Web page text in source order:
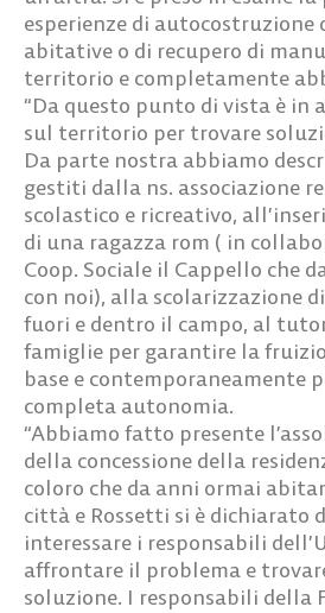
esperienze di autocostruzione
abitative o di recupero di
territorio e completamente
“Da questo punto di vista è in
sul territorio per trovare
Da parte nostra abbiamo
gestiti dalla ns. associazione
scolastico e ricreativo,
di una ragazza rom ( in
Coop. Sociale il Cappello che
con noi), alla scolarizzazione
fuori e dentro il campo, al
famiglie per garantire la
base e contemporaneamente
completa autonomia.
“Abbiamo fatto presente
della concessione della
coloro che da anni ormai
città e Rossetti si è dichiarato
interessare i responsabili
affrontare il problema e
soluzione. I responsabili della